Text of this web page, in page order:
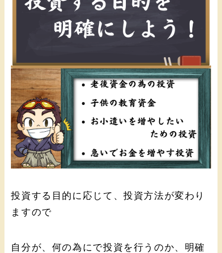
投資する目的に応じて、投資方法が変わり
ますので
自分が、何の為にで投資を行うのか、明確